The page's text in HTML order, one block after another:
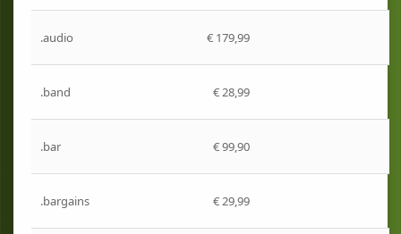
.audio € 179,99
.band € 28,99
.bar € 99,90
.bargains € 29,99